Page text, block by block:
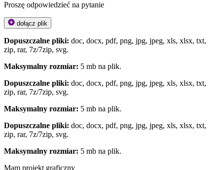
Proszę odpowiedzieć na pytanie
dołącz plik
Dopuszczalne pliki: doc, docx, pdf, png, jpg, jpeg, xls, xlsx, txt,
zip, rar, 7z/7zip, svg.
Maksymalny rozmiar: 5 mb na plik.
Dopuszczalne pliki: doc, docx, pdf, png, jpg, jpeg, xls, xlsx, txt,
zip, rar, 7z/7zip, svg.
Maksymalny rozmiar: 5 mb na plik.
Dopuszczalne pliki: doc, docx, pdf, png, jpg, jpeg, xls, xlsx, txt,
zip, rar, 7z/7zip, svg.
Maksymalny rozmiar: 5 mb na plik.
Mam projekt graficzny